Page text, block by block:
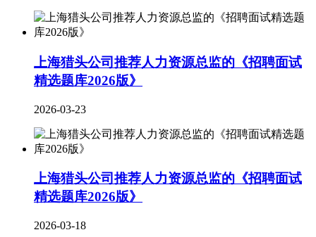
上海猎头公司推荐人力资源总监的《招聘面试
精选题库2026版》
2026-03-23
上海猎头公司推荐人力资源总监的《招聘面试
精选题库2026版》
2026-03-18